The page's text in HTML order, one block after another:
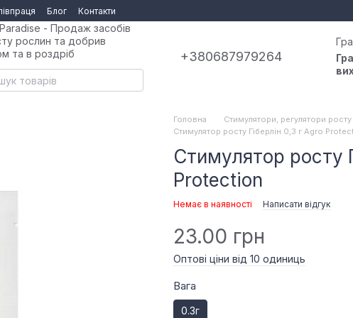
Блог Контакти
- Продаж засобів
рослин та добрив
та в роздріб
+380687979264
Головна Стимулятори, регулятори росту
Стимулятор росту Гіберлін 0,3 г Agro
Стимулятор росту
Protection
Немає в наявності Написати відгук
23.00 грн
Оптові ціни від 10 одиниць
Вага
0.3г